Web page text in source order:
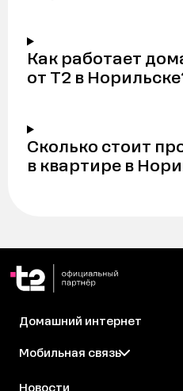
Как работает
от Т2 в
Сколько стоит
в квартире в
Домашний интернет
Мобильная связь
Новости